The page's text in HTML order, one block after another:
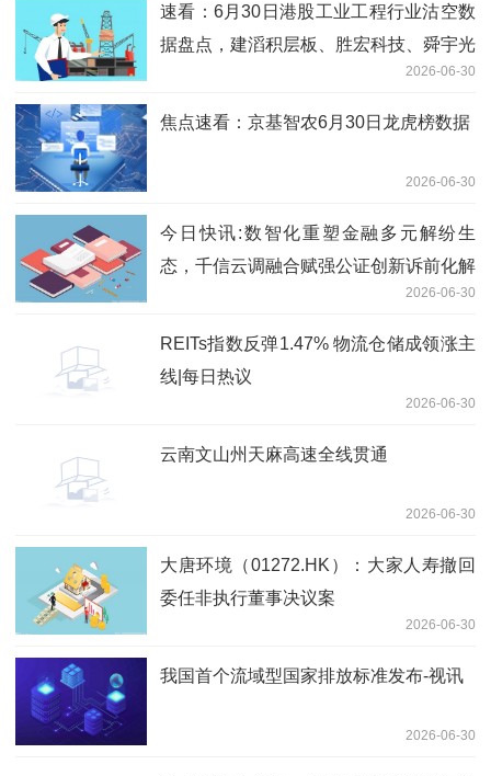
速看：6月30日港股工业工程行业沽空数
据盘点，建滔积层板、胜宏科技、舜宇光
2026-06-30
焦点速看：京基智农6月30日龙虎榜数据
2026-06-30
今日快讯:数智化重塑金融多元解纷生
态，千信云调融合赋强公证创新诉前化解
2026-06-30
REITs指数反弹1.47% 物流仓储成领涨主
线|每日热议
2026-06-30
云南文山州天麻高速全线贯通
2026-06-30
大唐环境（01272.HK）：大家人寿撤回
委任非执行董事决议案
2026-06-30
我国首个流域型国家排放标准发布-视讯
2026-06-30